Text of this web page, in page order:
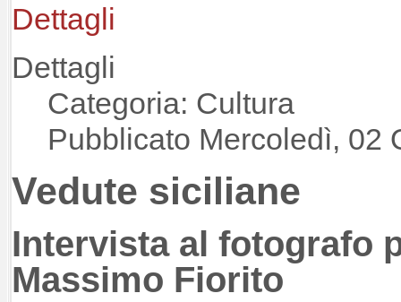
Dettagli
Dettagli
Categoria: Cultura
Pubblicato Mercoledì, 02
Vedute siciliane
Intervista al fotografo
Massimo Fiorito